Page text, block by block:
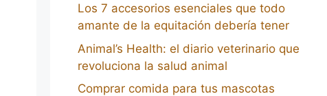
Los 7 accesorios esenciales que todo
amante de la equitación debería tener
Animal’s Health: el diario veterinario que
revoluciona la salud animal
Comprar comida para tus mascotas